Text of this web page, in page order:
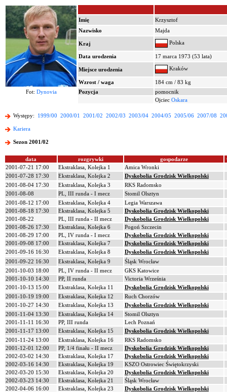
Imię
Krzysztof
Nazwisko
Majda
Kraj Polska
Data urodzenia 17 marca 1973 (53 lata)
Miejsce urodzenia Kraków
Wzrost / waga
184 cm / 83 kg
Fot: Dynovia Pozycja
pomocnik
Ojciec Oskara
Występy: 1999/00 2000/01 2001/02 2002/03 2003/04 2004/05 2005/06 2007/08
Kariera
Sezon 2001/02
data rozgrywki gospodarze
2001-07-21 17:00
Ekstraklasa, Kolejka 1
Amica Wronki
2001-07-28 17:30
Ekstraklasa, Kolejka 2
Dyskobolia Grodzisk Wielkopolski
2001-08-04 17:30
Ekstraklasa, Kolejka 3
RKS Radomsko
2001-08-08
PL, III runda - I mecz
Stomil Olsztyn
2001-08-12 17:00
Ekstraklasa, Kolejka 4
Legia Warszawa
2001-08-18 17:30
Ekstraklasa, Kolejka 5
Dyskobolia Grodzisk Wielkopolski
2001-08-22
PL, III runda - II mecz
Dyskobolia Grodzisk Wielkopolski
2001-08-26 17:30
Ekstraklasa, Kolejka 6
Pogoń Szczecin
2001-08-29 17:00
PL, IV runda - I mecz
Dyskobolia Grodzisk Wielkopolski
2001-09-08 17:00
Ekstraklasa, Kolejka 7
Dyskobolia Grodzisk Wielkopolski
2001-09-16 16:30
Ekstraklasa, Kolejka 8
Dyskobolia Grodzisk Wielkopolski
2001-09-22 16:30
Ekstraklasa, Kolejka 9
Śląsk Wrocław
2001-10-03 18:00
PL, IV runda - II mecz
GKS Katowice
2001-10-10 14:30
PP, II runda
Victoria Września
2001-10-13 15:00
Ekstraklasa, Kolejka 11
Dyskobolia Grodzisk Wielkopolski
2001-10-19 19:00
Ekstraklasa, Kolejka 12
Ruch Chorzów
2001-10-27 14:30
Ekstraklasa, Kolejka 13
Dyskobolia Grodzisk Wielkopolski
2001-11-04 13:30
Ekstraklasa, Kolejka 14
Stomil Olsztyn
2001-11-11 16:30
PP, III runda
Lech Poznań
2001-11-17 13:00
Ekstraklasa, Kolejka 15
Dyskobolia Grodzisk Wielkopolski
2001-11-24 13:00
Ekstraklasa, Kolejka 16
RKS Radomsko
2001-12-01 12:00
PP, 1/4 finału - II mecz
Dyskobolia Grodzisk Wielkopolski
2002-03-02 14:30
Ekstraklasa, Kolejka 17
Dyskobolia Grodzisk Wielkopolski
2002-03-16 14:30
Ekstraklasa, Kolejka 19
KSZO Ostrowiec Świętokrzyski
2002-03-20 15:30
Ekstraklasa, Kolejka 20
Dyskobolia Grodzisk Wielkopolski
2002-03-23 14:30
Ekstraklasa, Kolejka 21
Śląsk Wrocław
2002-04-06 16:00
Ekstraklasa, Kolejka 23
Dyskobolia Grodzisk Wielkopolski